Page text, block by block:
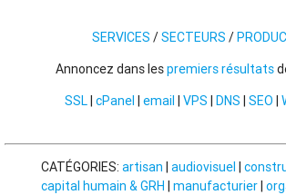
SERVICES /SECTEURS /
Annoncez dans lespremiers résultats
SSL| cPanel | email | VPS | DNS | SEO |
CATÉGORIES: artisan | audiovisuel |
capital humain & GRH | manufacturier|